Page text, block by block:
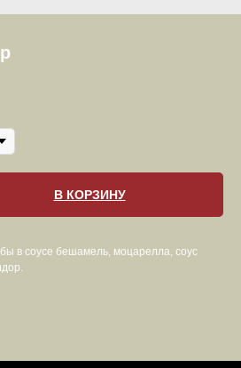
В КОРЗИНУ
в соусе бешамель, моцарелла, соус